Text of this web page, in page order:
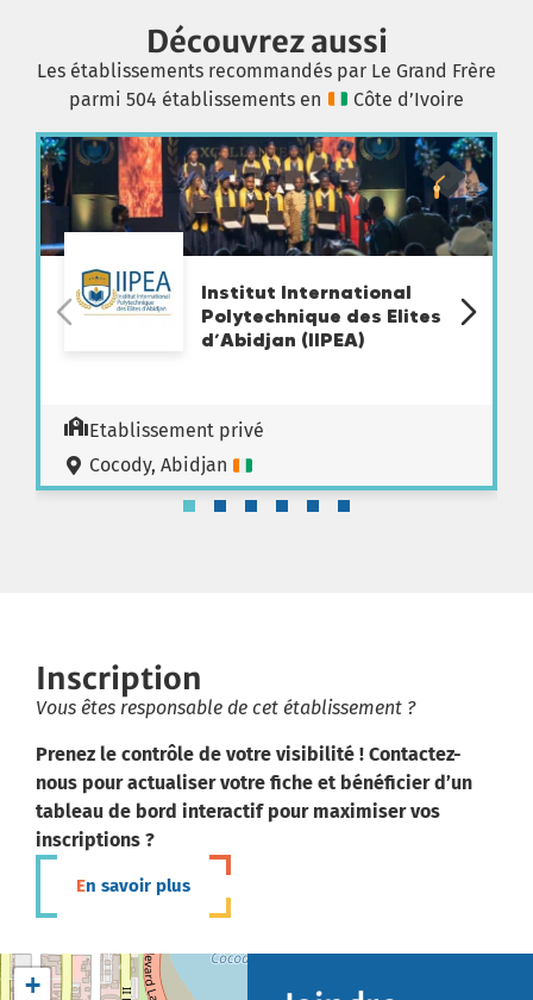
Découvrez aussi
Les établissements recommandés par Le Grand Frère
parmi 504 établissements en
Côte d’Ivoire
Institut International
Polytechnique des Elites
d’Abidjan (IIPEA)
Etablissement privé
Cocody, Abidjan
Inscription
Vous êtes responsable de cet établissement ?
Prenez le contrôle de votre visibilité ! Contactez-
nous pour actualiser votre fiche et bénéficier d’un
tableau de bord interactif pour maximiser vos
inscriptions ?
En savoir plus
+